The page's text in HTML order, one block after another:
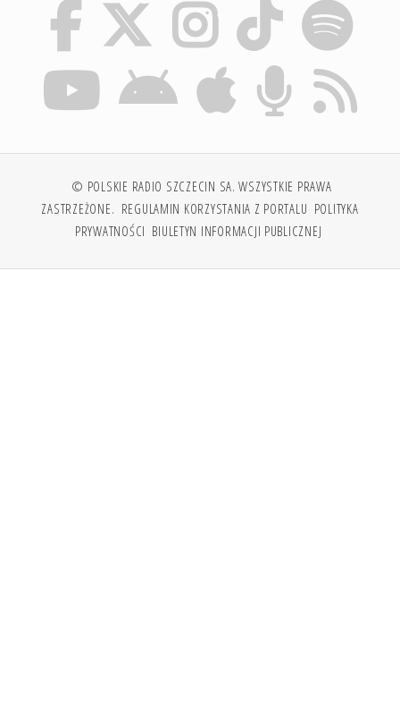
© POLSKIE RADIO SZCZECIN SA. WSZYSTKIE PRAWA
ZASTRZEŻONE. REGULAMIN KORZYSTANIA Z PORTALU POLITYKA
PRYWATNOŚCI BIULETYN INFORMACJI PUBLICZNEJ